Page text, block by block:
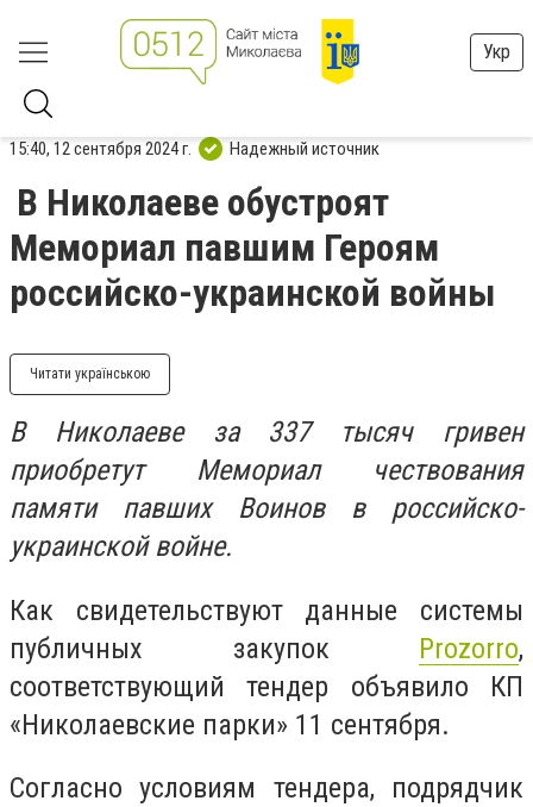
Укр
15:40, 12 сентября 2024 г. Надежный источник
В Николаеве обустроят
Мемориал павшим Героям
российско-украинской войны
Читати українською
В Николаеве за 337 тысяч гривен
приобретут Мемориал чествования
памяти павших Воинов в российско-
украинской войне.
Как свидетельствуют данные системы
публичных закупок Prozorro,
соответствующий тендер объявило КП
«Николаевские парки» 11 сентября.
Согласно условиям тендера, подрядчик